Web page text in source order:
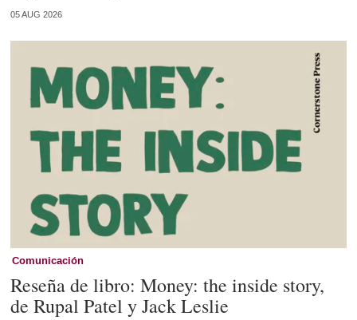
05 AUG 2026
Comunicación
Reseña de libro: Money: the inside story,
de Rupal Patel y Jack Leslie